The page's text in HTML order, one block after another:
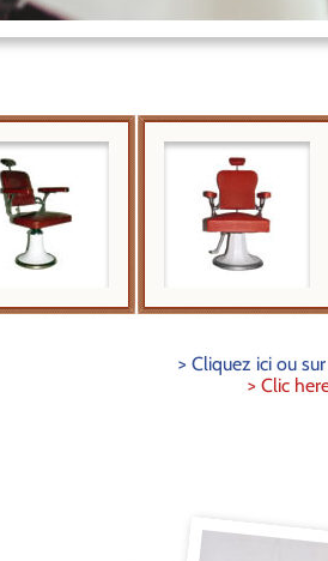
> Cliquez ici ou
> Clic